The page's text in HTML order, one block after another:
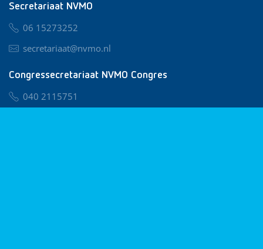
Secretariaat NVMO
06 15273252
secretariaat@nvmo.nl
Congressecretariaat NVMO Congres
040 2115751